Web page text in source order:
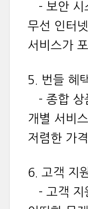
- 보안 시
무선 인터
서비스가
5. 번들 혜
- 종합 상
개별 서비
저렴한 가
6. 고객 지
- 고객 지